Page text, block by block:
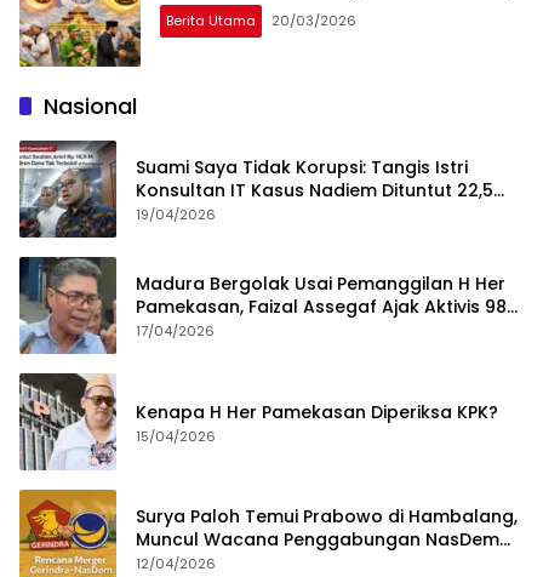
Berita Utama 20/03/2026
Nasional
Suami Saya Tidak Korupsi: Tangis Istri
Konsultan IT Kasus Nadiem Dituntut 22,5
Tahun
19/04/2026
Madura Bergolak Usai Pemanggilan H Her
Pamekasan, Faizal Assegaf Ajak Aktivis 98
Bongkar Permainan KPK
17/04/2026
Kenapa H Her Pamekasan Diperiksa KPK?
15/04/2026
Surya Paloh Temui Prabowo di Hambalang,
Muncul Wacana Penggabungan NasDem
dan Gerindra
12/04/2026